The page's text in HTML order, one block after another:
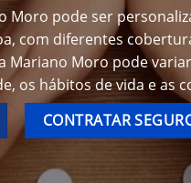
Moro pode ser
com diferentes
Mariano Moro pode
os hábitos de vida e as
CONTRATAR